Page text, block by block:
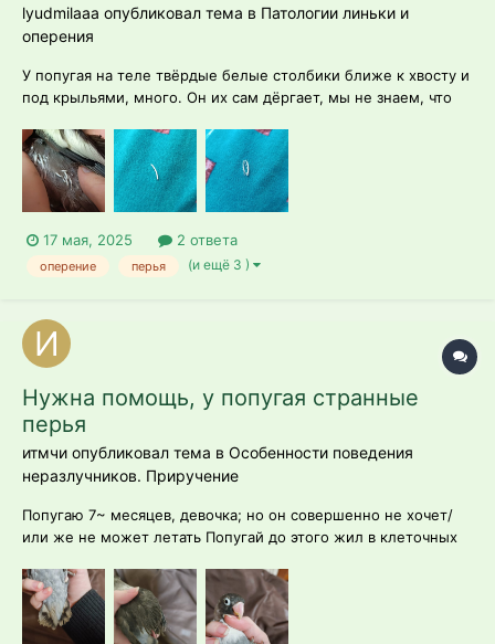
lyudmilaaa опубликовал тема в Патологии линьки и
оперения
У попугая на теле твёрдые белые столбики ближе к хвосту и
под крыльями, много. Он их сам дёргает, мы не знаем, что
кормовую смесь рио, минеральную смесь, пьёт витамины
юнитабс. Помёт большой и редкий.
17 мая, 2025 2 ответа
оперение перья (и ещё 3 )
Нужна помощь, у попугая странные
перья
итмчи опубликовал тема в Особенности поведения
неразлучников. Приручение
Попугаю 7~ месяцев, девочка; но он совершенно не хочет/
или же не может летать Попугай до этого жил в клеточных
руки, но уже спустя 2 недели было понятно, что у
неразлучника проблемы с полётом Крылья выглядят так, но
завод...